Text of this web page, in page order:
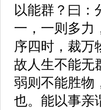
以能群？曰：
一，一则多力
序四时，裁万
故人生不能无
弱则不能胜物
也。能以事亲